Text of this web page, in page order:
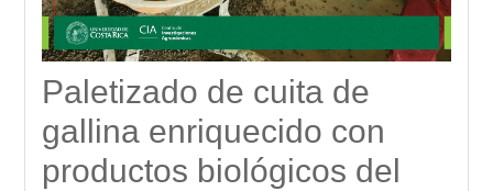
Paletizado de cuita de
gallina enriquecido con
productos biológicos del